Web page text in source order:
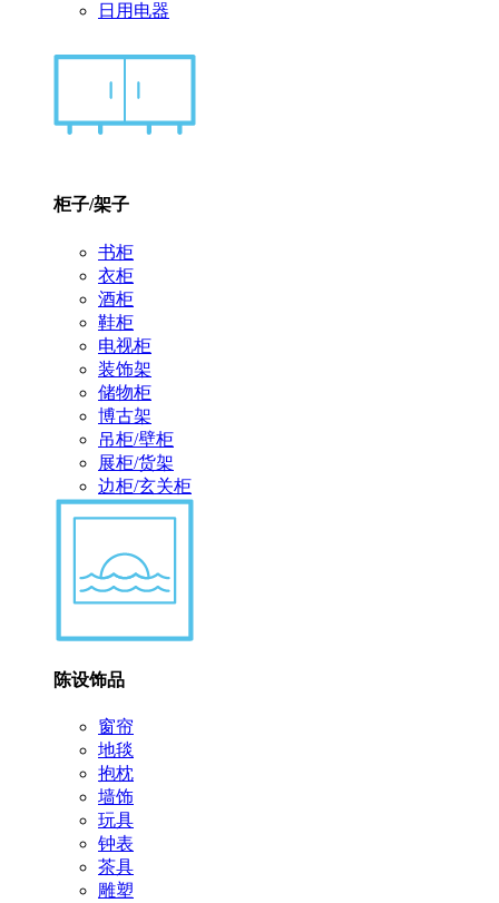
日用电器
柜子/架子
书柜
衣柜
酒柜
鞋柜
电视柜
装饰架
储物柜
博古架
吊柜/壁柜
展柜/货架
边柜/玄关柜
陈设饰品
窗帘
地毯
抱枕
墙饰
玩具
钟表
茶具
雕塑